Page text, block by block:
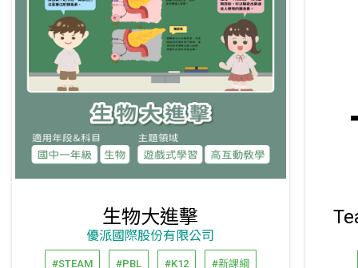
生物大進擊
優派國際股份有限公司
#STEAM #PBL #K12 #新課綱